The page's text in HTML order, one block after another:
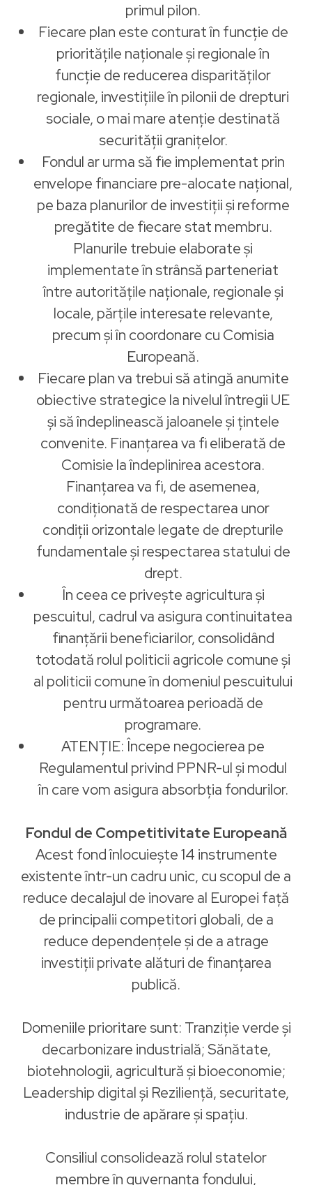
primul pilon.
Fiecare plan este conturat în funcție de
prioritățile naționale și regionale în
funcție de reducerea disparităților
regionale, investițiile în pilonii de drepturi
sociale, o mai mare atenție destinată
securității granițelor.
Fondul ar urma să fie implementat prin
envelope financiare pre-alocate național,
pe baza planurilor de investiții și reforme
pregătite de fiecare stat membru.
Planurile trebuie elaborate și
implementate în strânsă parteneriat
între autoritățile naționale, regionale și
locale, părțile interesate relevante,
precum și în coordonare cu Comisia
Europeană.
Fiecare plan va trebui să atingă anumite
obiective strategice la nivelul întregii UE
și să îndeplinească jaloanele și țintele
convenite. Finanțarea va fi eliberată de
Comisie la îndeplinirea acestora.
Finanțarea va fi, de asemenea,
condiționată de respectarea unor
condiții orizontale legate de drepturile
fundamentale și respectarea statului de
drept.
În ceea ce privește agricultura și
pescuitul, cadrul va asigura continuitatea
finanțării beneficiarilor, consolidând
totodată rolul politicii agricole comune și
al politicii comune în domeniul pescuitului
pentru următoarea perioadă de
programare.
ATENȚIE: Începe negocierea pe
Regulamentul privind PPNR-ul și modul
în care vom asigura absorbția fondurilor.
Fondul de Competitivitate Europeană
Acest fond înlocuiește 14 instrumente
existente într-un cadru unic, cu scopul de a
reduce decalajul de inovare al Europei față
de principalii competitori globali, de a
reduce dependențele și de a atrage
investiții private alături de finanțarea
publică.
Domeniile prioritare sunt: Tranziție verde și
decarbonizare industrială; Sănătate,
biotehnologii, agricultură și bioeconomie;
Leadership digital și Reziliență, securitate,
industrie de apărare și spațiu.
Consiliul consolidează rolul statelor
membre în guvernanța fondului,